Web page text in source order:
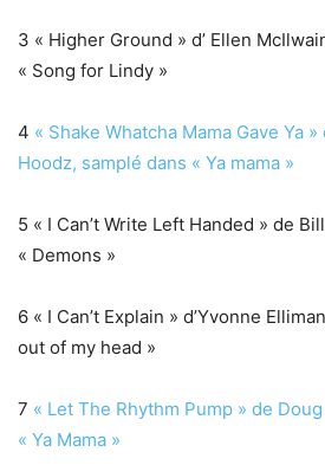
3 « Higher Ground » d’ Ellen
« Song for Lindy »
4 « Shake Whatcha Mama Gave Ya
Hoodz, samplé dans « Ya mama »
5 « I Can’t Write Left Handed » de
« Demons »
6 « I Can’t Explain » d’Yvonne
out of my head »
7 « Let The Rhythm Pump » de
« Ya Mama »